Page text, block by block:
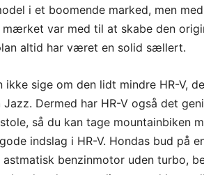
i et boomende marked, men
var med til at skabe den
altid har været en solid sællert.
ikke sige om den lidt mindre HR-V,
Dermed har HR-V også det
så du kan tage mountainbiken
indslag i HR-V. Hondas bud på
astmatisk benzinmotor uden turbo,